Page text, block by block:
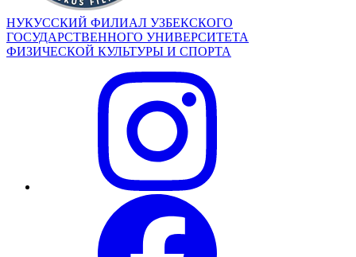
НУКУССКИЙ ФИЛИАЛ УЗБЕКСКОГО
ГОСУДАРСТВЕННОГО УНИВЕРСИТЕТА
ФИЗИЧЕСКОЙ КУЛЬТУРЫ И СПОРТА